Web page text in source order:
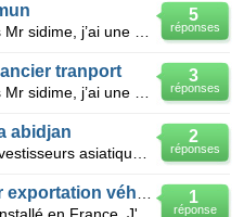
5
réponses
3
réponses
tranport
2
réponses
abidjan
1
réponse